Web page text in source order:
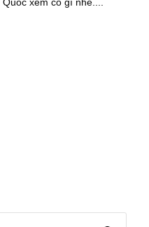
xem có gì nhé....